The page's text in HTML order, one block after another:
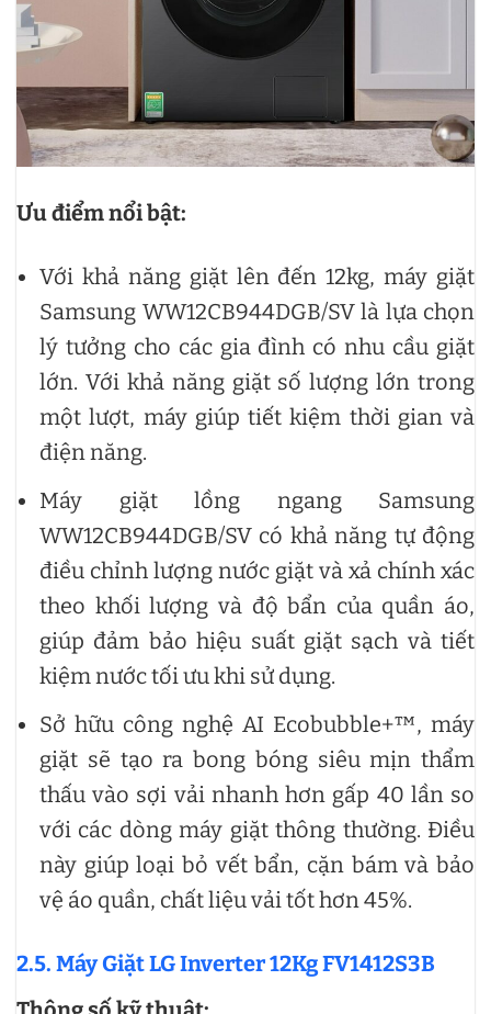
Ưu điểm nổi bật:
Với khả năng giặt lên đến 12kg, máy giặt
Samsung WW12CB944DGB/SV là lựa chọn
lý tưởng cho các gia đình có nhu cầu giặt
lớn. Với khả năng giặt số lượng lớn trong
một lượt, máy giúp tiết kiệm thời gian và
điện năng.
Máy giặt lồng ngang Samsung
WW12CB944DGB/SV có khả năng tự động
điều chỉnh lượng nước giặt và xả chính xác
theo khối lượng và độ bẩn của quần áo,
giúp đảm bảo hiệu suất giặt sạch và tiết
kiệm nước tối ưu khi sử dụng.
Sở hữu công nghệ AI Ecobubble+™, máy
giặt sẽ tạo ra bong bóng siêu mịn thẩm
thấu vào sợi vải nhanh hơn gấp 40 lần so
với các dòng máy giặt thông thường. Điều
này giúp loại bỏ vết bẩn, cặn bám và bảo
vệ áo quần, chất liệu vải tốt hơn 45%.
2.5. Máy Giặt LG Inverter 12Kg FV1412S3B